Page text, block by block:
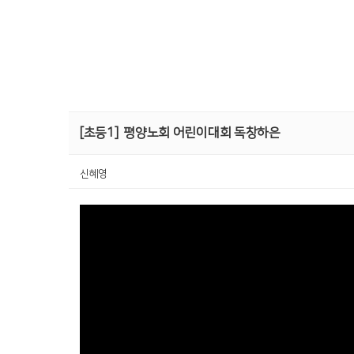
[초등1] 평양노회 어린이대회 독창하은
신혜영